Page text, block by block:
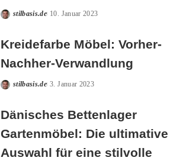
Posted
stilbasis.de 10. Januar 2023
Kreidefarbe Möbel: Vorher-
Nachher-Verwandlung
Posted
stilbasis.de 3. Januar 2023
Dänisches Bettenlager
Gartenmöbel: Die ultimative
Auswahl für eine stilvolle